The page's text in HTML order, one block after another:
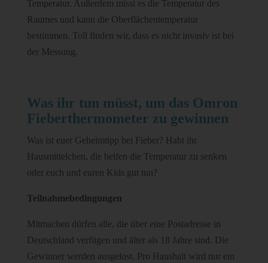
Temperatur. Außerdem misst es die Temperatur des
Raumes und kann die Oberflächentemperatur
bestimmen. Toll finden wir, dass es nicht invasiv ist bei
der Messung.
Was ihr tun müsst, um das Omron
Fieberthermometer zu gewinnen
Was ist euer Geheimtipp bei Fieber? Habt ihr
Hausmittelchen, die helfen die Temperatur zu senken
oder euch und euren Kids gut tun?
Teilnahmebedingungen
Mitmachen dürfen alle, die über eine Postadresse in
Deutschland verfügen und älter als 18 Jahre sind. Die
Gewinner werden ausgelost. Pro Haushalt wird nur ein